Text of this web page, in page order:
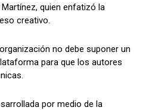
quien enfatizó la
creativo.
no debe suponer un
para que los autores
por medio de la